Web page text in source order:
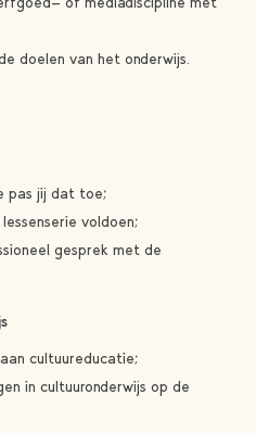
doelen van het onderwijs.
pas jij dat toe;
voldoen;
gesprek met de
cultuureducatie;
in cultuuronderwijs op de